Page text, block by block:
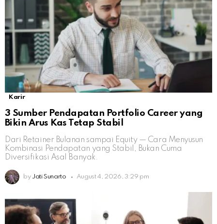
Karir
3 Sumber Pendapatan Portfolio Career yang
Bikin Arus Kas Tetap Stabil
Dari Retainer Bulanan sampai Equity — Cara Menyusun
Kombinasi Pendapatan yang Stabil, Bukan Cuma
Diversifikasi Asal Banyak.
by Jati Sunarto August 4, 2026, 3:29 pm